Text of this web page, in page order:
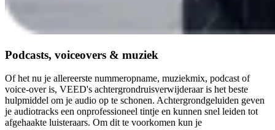
Podcasts, voiceovers & muziek
Of het nu je allereerste nummeropname, muziekmix, podcast of
voice-over is, VEED's achtergrondruisverwijderaar is het beste
hulpmiddel om je audio op te schonen. Achtergrondgeluiden geven
je audiotracks een onprofessioneel tintje en kunnen snel leiden tot
afgehaakte luisteraars. Om dit te voorkomen kun je